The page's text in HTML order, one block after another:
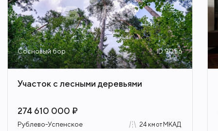
Сосновый бор ID 9056
Участок с лесными деревьями
274 610 000 ₽
Рублево-Успенское 24 км от МКАД